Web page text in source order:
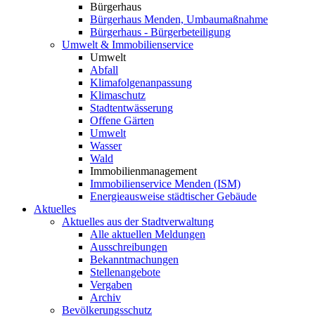
Bürgerhaus
Bürgerhaus Menden, Umbaumaßnahme
Bürgerhaus - Bürgerbeteiligung
Umwelt & Immobilienservice
Umwelt
Abfall
Klimafolgenanpassung
Klimaschutz
Stadtentwässerung
Offene Gärten
Umwelt
Wasser
Wald
Immobilienmanagement
Immobilienservice Menden (ISM)
Energieausweise städtischer Gebäude
Aktuelles
Aktuelles aus der Stadtverwaltung
Alle aktuellen Meldungen
Ausschreibungen
Bekanntmachungen
Stellenangebote
Vergaben
Archiv
Bevölkerungsschutz